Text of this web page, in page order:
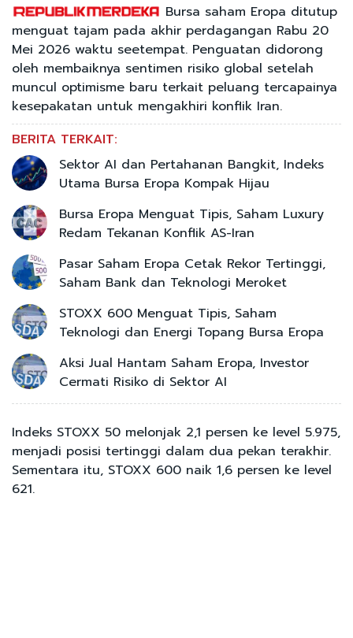
Bursa saham Eropa ditutup
menguat tajam pada akhir perdagangan Rabu 20
Mei 2026 waktu seetempat. Penguatan didorong
oleh membaiknya sentimen risiko global setelah
muncul optimisme baru terkait peluang tercapainya
kesepakatan untuk mengakhiri konflik Iran.
BERITA TERKAIT:
Sektor AI dan Pertahanan Bangkit, Indeks
Utama Bursa Eropa Kompak Hijau
Bursa Eropa Menguat Tipis, Saham Luxury
Redam Tekanan Konflik AS-Iran
Pasar Saham Eropa Cetak Rekor Tertinggi,
Saham Bank dan Teknologi Meroket
STOXX 600 Menguat Tipis, Saham
Teknologi dan Energi Topang Bursa Eropa
Aksi Jual Hantam Saham Eropa, Investor
Cermati Risiko di Sektor AI
Indeks STOXX 50 melonjak 2,1 persen ke level 5.975,
menjadi posisi tertinggi dalam dua pekan terakhir.
Sementara itu, STOXX 600 naik 1,6 persen ke level
621.